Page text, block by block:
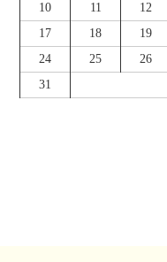
10
11 12
17
18 19
24
25 26
31